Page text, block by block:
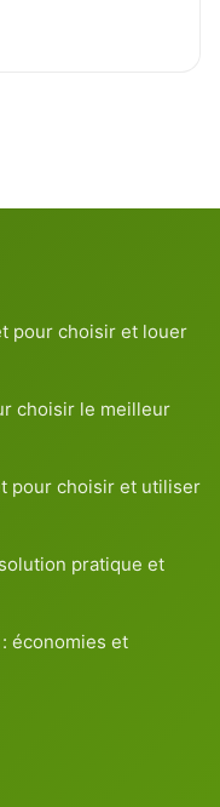
pour choisir et louer
choisir le meilleur
pour choisir et utiliser
pratique et
économies et